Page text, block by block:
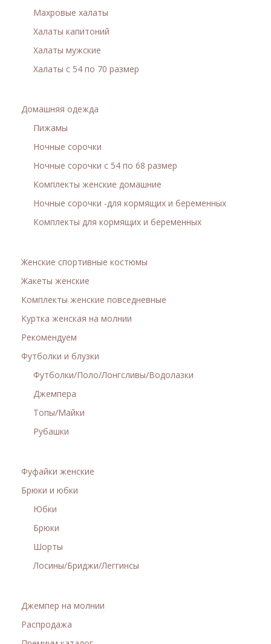
КОНТАКТЫ
Махровые халаты
Халаты капитоний
Халаты мужские
Халаты с 54 по 70 размер
Домашняя одежда
Пижамы
Ночные сорочки
Ночные сорочки с 54 по 68 размер
Комплекты женские домашние
Ночные сорочки -для кормящих и беременных
Комплекты для кормящих и беременных
Женские спортивные костюмы
Жакеты женские
Комплекты женские повседневные
Куртка женская на молнии
Рекомендуем
Футболки и блузки
Футболки/Поло/Лонгсливы/Водолазки
Джемпера
Топы/Майки
Рубашки
Фуфайки женские
Брюки и юбки
Юбки
Брюки
Шорты
Лосины/Бриджи/Леггинсы
Джемпер на молнии
Распродажа